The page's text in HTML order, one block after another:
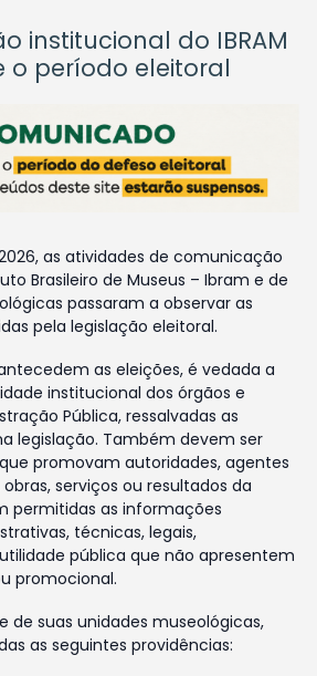
institucional do IBRAM
o período eleitoral
as atividades de comunicação
Brasileiro de Museus – Ibram e de
passaram a observar as
pela legislação eleitoral.
as eleições, é vedada a
institucional dos órgãos e
Pública, ressalvadas as
legislação. Também devem ser
promovam autoridades, agentes
serviços ou resultados da
permitidas as informações
técnicas, legais,
pública que não apresentem
promocional.
de suas unidades museológicas,
as seguintes providências: